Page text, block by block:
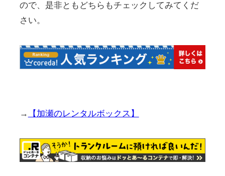
ので、是非ともどちらもチェックしてみてくだ
さい。
→ 【加瀬のレンタルボックス】